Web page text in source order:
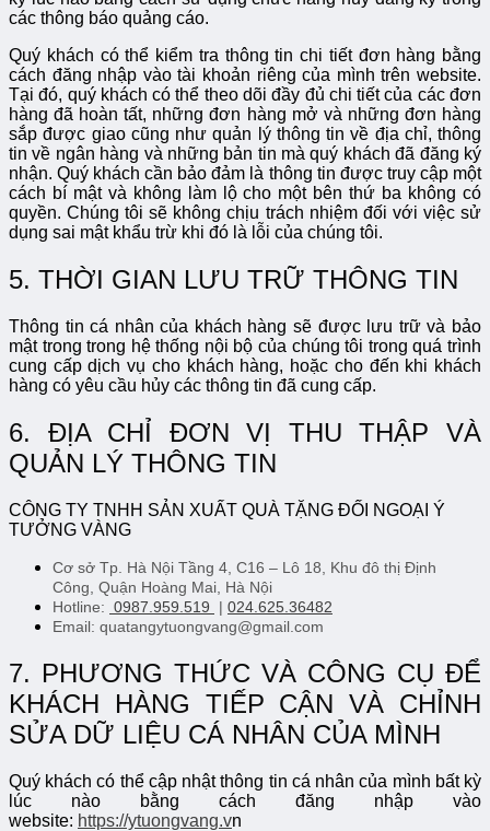
các thông báo quảng cáo.
Quý khách có thể kiểm tra thông tin chi tiết đơn hàng bằng
cách đăng nhập vào tài khoản riêng của mình trên website.
Tại đó, quý khách có thể theo dõi đầy đủ chi tiết của các đơn
hàng đã hoàn tất, những đơn hàng mở và những đơn hàng
sắp được giao cũng như quản lý thông tin về địa chỉ, thông
tin về ngân hàng và những bản tin mà quý khách đã đăng ký
nhận. Quý khách cần bảo đảm là thông tin được truy cập một
cách bí mật và không làm lộ cho một bên thứ ba không có
quyền. Chúng tôi sẽ không chịu trách nhiệm đối với việc sử
dụng sai mật khẩu trừ khi đó là lỗi của chúng tôi.
5. THỜI GIAN LƯU TRỮ THÔNG TIN
Thông tin cá nhân của khách hàng sẽ được lưu trữ và bảo
mật trong trong hệ thống nội bộ của chúng tôi trong quá trình
cung cấp dịch vụ cho khách hàng, hoặc cho đến khi khách
hàng có yêu cầu hủy các thông tin đã cung cấp.
6. ĐỊA CHỈ ĐƠN VỊ THU THẬP VÀ
QUẢN LÝ THÔNG TIN
CÔNG TY TNHH SẢN XUẤT QUÀ TẶNG ĐỐI NGOẠI Ý
TƯỞNG VÀNG
Cơ sở Tp. Hà Nội Tầng 4, C16 – Lô 18, Khu đô thị Định
Công, Quận Hoàng Mai, Hà Nội
Hotline: 0987.959.519 | 024.625.36482
Email: quatangytuongvang@gmail.com
7. PHƯƠNG THỨC VÀ CÔNG CỤ ĐỂ
KHÁCH HÀNG TIẾP CẬN VÀ CHỈNH
SỬA DỮ LIỆU CÁ NHÂN CỦA MÌNH
Quý khách có thể cập nhật thông tin cá nhân của mình bất kỳ
lúc nào bằng cách đăng nhập vào
website: https://ytuongvang.vn